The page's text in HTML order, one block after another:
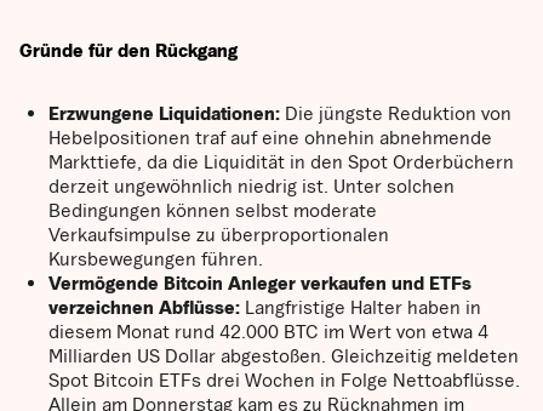
Gründe für den Rückgang
Erzwungene Liquidationen: Die jüngste Reduktion von
Hebelpositionen traf auf eine ohnehin abnehmende
Markt­tiefe, da die Liquidität in den Spot Orderbüchern
derzeit ungewöhnlich niedrig ist. Unter solchen
Bedingungen können selbst moderate
Verkaufsimpulse zu überproportionalen
Kursbewegungen führen.
Vermögende Bitcoin Anleger verkaufen und ETFs
verzeichnen Abflüsse: Langfristige Halter haben in
diesem Monat rund 42.000 BTC im Wert von etwa 4
Milliarden US Dollar abgestoßen. Gleichzeitig meldeten
Spot Bitcoin ETFs drei Wochen in Folge Nettoabflüsse.
Allein am Donnerstag kam es zu Rücknahmen im